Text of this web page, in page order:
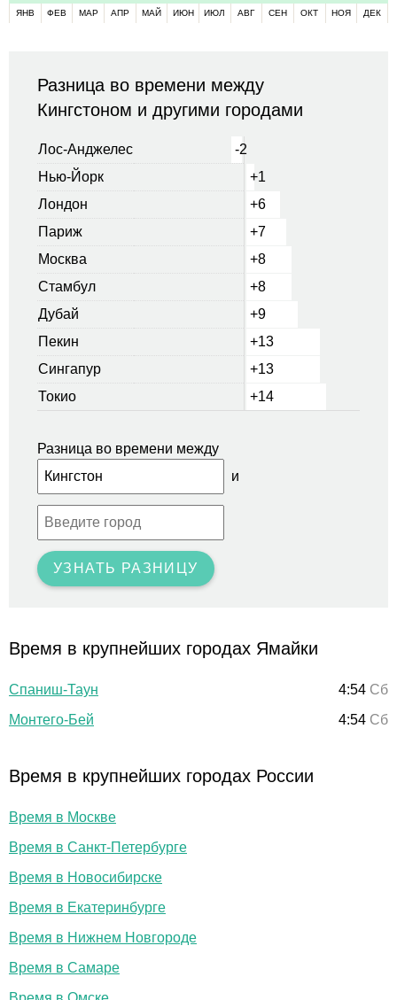
ЯНВ ФЕВ МАР АПР МАЙ ИЮН ИЮЛ АВГ СЕН ОКТ НОЯ ДЕК
Разница во времени между
Кингстоном и другими городами
Лос-Анджелес
-2
Нью-Йорк
+1
Лондон
+6
Париж
+7
Москва
+8
Стамбул
+8
Дубай
+9
Пекин
+13
Сингапур
+13
Токио
+14
Разница во времени между
и
УЗНАТЬ РАЗНИЦУ
Время в крупнейших городах Ямайки
Спаниш-Таун 4:54 Сб
Монтего-Бей
4:54 Сб
Время в крупнейших городах России
Время в Москве
Время в Санкт-Петербурге
Время в Новосибирске
Время в Екатеринбурге
Время в Нижнем Новгороде
Время в Самаре